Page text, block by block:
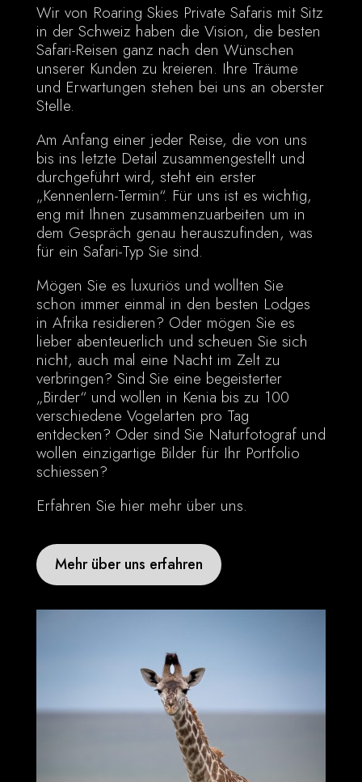
Wir von Roaring Skies Private Safaris mit Sitz
in der Schweiz haben die Vision, die besten
Safari-Reisen ganz nach den Wünschen
unserer Kunden zu kreieren. Ihre Träume
und Erwartungen stehen bei uns an oberster
Stelle.
Am Anfang einer jeder Reise, die von uns
bis ins letzte Detail zusammengestellt und
durchgeführt wird, steht ein erster
„Kennenlern-Termin“. Für uns ist es wichtig,
eng mit Ihnen zusammenzuarbeiten um in
dem Gespräch genau herauszufinden, was
für ein Safari-Typ Sie sind.
Mögen Sie es luxuriös und wollten Sie
schon immer einmal in den besten Lodges
in Afrika residieren? Oder mögen Sie es
lieber abenteuerlich und scheuen Sie sich
nicht, auch mal eine Nacht im Zelt zu
verbringen? Sind Sie eine begeisterter
„Birder“ und wollen in Kenia bis zu 100
verschiedene Vogelarten pro Tag
entdecken? Oder sind Sie Naturfotograf und
wollen einzigartige Bilder für Ihr Portfolio
schiessen?
Erfahren Sie hier mehr über uns.
Mehr über uns erfahren